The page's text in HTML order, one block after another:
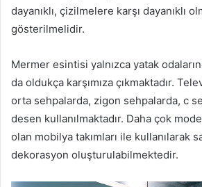
dayanıklı, çizilmelere karşı dayanıklı
gösterilmelidir.
Mermer esintisi yalnızca yatak
da oldukça karşımıza çıkmaktadır.
orta sehpalarda, zigon sehpalarda, c
desen kullanılmaktadır. Daha çok
olan mobilya takımları ile kullanılarak
dekorasyon oluşturulabilmektedir.